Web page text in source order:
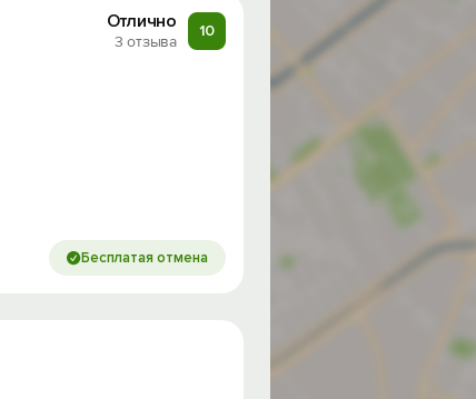
Отлично
3 отзыва
10
Бесплатая отмена